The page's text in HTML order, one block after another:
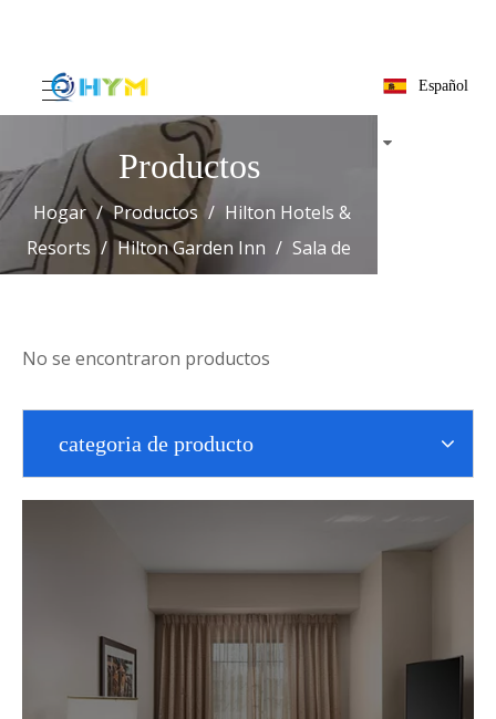
Español
Productos
Hogar / Productos / Hilton Hotels &
Resorts / Hilton Garden Inn / Sala de
No se encontraron productos
categoria de producto